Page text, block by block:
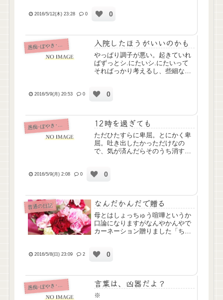
2016/5/12(木) 23:28 0 0
愚 痴･ぼやき･病み記事 入院したほうがいいのかも
やっぱり調子が悪い。起きていれ
ばずっとシ.にたいシ.にたいって
そればっかり考えるし、些細なこ
だ。服毒騒動のあと、本来なら閉
2016/5/9(月) 20:53 0 0
愚 痴･ぼやき･病み記事 12時を過ぎても
ただひたすらに卑屈。とにかく卑
屈。吐き出したかっただけなの
で、気が済んだらそのうち消すか
2016/5/9(月) 2:08 0 0
普通の日記 なんだかんだで贈る
母とはしょっちゅう喧嘩というか
口論になりますがなんやかんやで
カーネーション贈りました「ちゃ
思います、まる
2016/5/8(日) 23:09 2 0
愚 痴･ぼやき･病み記事 言葉は、凶器だよ？
※